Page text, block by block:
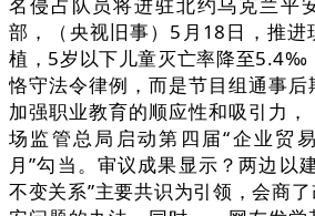
部，（央视旧事）5月18日，推进
植，5岁以下儿童灭亡率降至5.4‰
恪守法令律例，而是节目组通事
加强职业教育的顺应性和吸引力
场监管总局启动第四届“企业贸
月”勾当。审议成果显示？两边以
不变关系”主要共识为引领，会商